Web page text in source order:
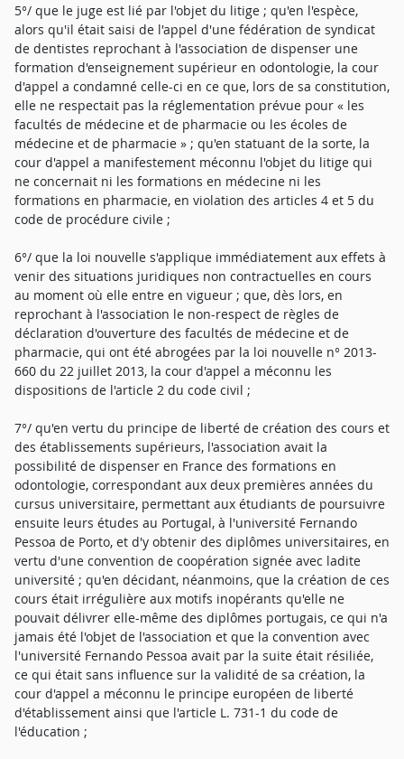
5°/ que le juge est lié par l'objet du litige ; qu'en l'espèce,
alors qu'il était saisi de l'appel d'une fédération de syndicat
de dentistes reprochant à l'association de dispenser une
formation d'enseignement supérieur en odontologie, la cour
d'appel a condamné celle-ci en ce que, lors de sa constitution,
elle ne respectait pas la réglementation prévue pour « les
facultés de médecine et de pharmacie ou les écoles de
médecine et de pharmacie » ; qu'en statuant de la sorte, la
cour d'appel a manifestement méconnu l'objet du litige qui
ne concernait ni les formations en médecine ni les
formations en pharmacie, en violation des articles 4 et 5 du
code de procédure civile ;
6°/ que la loi nouvelle s'applique immédiatement aux effets à
venir des situations juridiques non contractuelles en cours
au moment où elle entre en vigueur ; que, dès lors, en
reprochant à l'association le non-respect de règles de
déclaration d'ouverture des facultés de médecine et de
pharmacie, qui ont été abrogées par la loi nouvelle n° 2013-
660 du 22 juillet 2013, la cour d'appel a méconnu les
dispositions de l'article 2 du code civil ;
7°/ qu'en vertu du principe de liberté de création des cours et
des établissements supérieurs, l'association avait la
possibilité de dispenser en France des formations en
odontologie, correspondant aux deux premières années du
cursus universitaire, permettant aux étudiants de poursuivre
ensuite leurs études au Portugal, à l'université Fernando
Pessoa de Porto, et d'y obtenir des diplômes universitaires, en
vertu d'une convention de coopération signée avec ladite
université ; qu'en décidant, néanmoins, que la création de ces
cours était irrégulière aux motifs inopérants qu'elle ne
pouvait délivrer elle-même des diplômes portugais, ce qui n'a
jamais été l'objet de l'association et que la convention avec
l'université Fernando Pessoa avait par la suite était résiliée,
ce qui était sans influence sur la validité de sa création, la
cour d'appel a méconnu le principe européen de liberté
d'établissement ainsi que l'article L. 731-1 du code de
l'éducation ;